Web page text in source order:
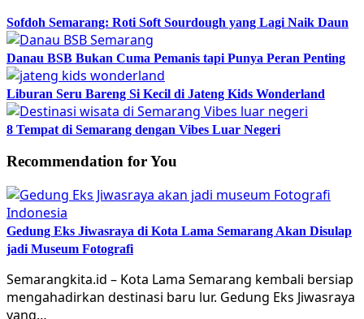
Sofdoh Semarang: Roti Soft Sourdough yang Lagi Naik Daun
Danau BSB Bukan Cuma Pemanis tapi Punya Peran Penting
Liburan Seru Bareng Si Kecil di Jateng Kids Wonderland
8 Tempat di Semarang dengan Vibes Luar Negeri
Recommendation for You
Gedung Eks Jiwasraya di Kota Lama Semarang Akan Disulap
jadi Museum Fotografi
Semarangkita.id – Kota Lama Semarang kembali bersiap
mengahadirkan destinasi baru lur. Gedung Eks Jiwasraya
yang…